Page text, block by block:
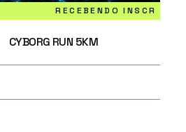
RECEBENDO INSCRIÇÕES
CYBORG RUN 5KM